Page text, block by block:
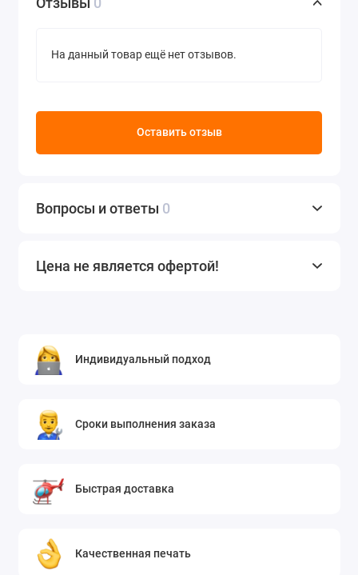
учителей, чтобы создать галерею воспоминаний. Это
и обмен впечатлениями.
Где лучше разместить плакат?
хорошо виден. Однако если вы хотите, чтобы он стал
разместить его на стене рядом с доской. Также
мероприятия или настроения.
плаката
широкий выборплакатовна любой вкус и бюджет.
Наши специалисты помогут вам воплотить в жизнь
Не упустите возможность сделать юбилей школы
незабываемым событием с помощью нашего
На данный товар ещё нет отзывов.
Оставить отзыв
Вопросы и ответы 0
Цена не является офертой!
Индивидуальный подход
Сроки выполнения заказа
Быстрая доставка
Качественная печать